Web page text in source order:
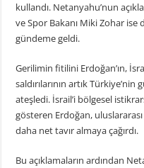
kullandı. Netanyahu’nun
ve Spor Bakanı Miki Zohar
gündeme geldi.
Gerilimin fitilini Erdoğan’ın,
saldırılarının artık
ateşledi. İsrail’i bölgesel
gösteren Erdoğan,
daha net tavır almaya çağırdı.
Bu açıklamaların ardından